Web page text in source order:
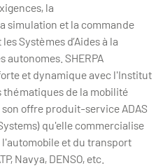
la
simulation et la commande
Systèmes d’Aides à la
SHERPA
et dynamique avec l'Institut
thématiques de la mobilité
offre produit-service ADAS
qu'elle commercialise
et du transport
Navya, DENSO, etc.